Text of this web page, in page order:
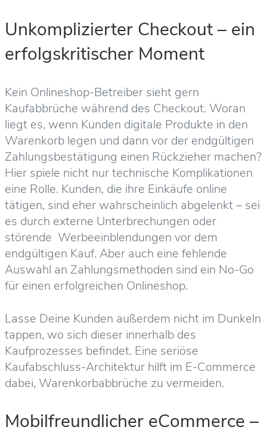
Unkomplizierter Checkout – ein
erfolgskritischer Moment
Kein Onlineshop-Betreiber sieht gern
Kaufabbrüche während des Checkout. Woran
liegt es, wenn Kunden digitale Produkte in den
Warenkorb legen und dann vor der endgültigen
Zahlungsbestätigung einen Rückzieher machen?
Hier spiele nicht nur technische Komplikationen
eine Rolle. Kunden, die ihre Einkäufe online
tätigen, sind eher wahrscheinlich abgelenkt – sei
es durch externe Unterbrechungen oder
störende Werbeeinblendungen vor dem
endgültigen Kauf. Aber auch eine fehlende
Auswahl an Zahlungsmethoden sind ein No-Go
für einen erfolgreichen Onlineshop.
Lasse Deine Kunden außerdem nicht im Dunkeln
tappen, wo sich dieser innerhalb des
Kaufprozesses befindet. Eine seriöse
Kaufabschluss-Architektur hilft im E-Commerce
dabei, Warenkorbabbrüche zu vermeiden.
Mobilfreundlicher eCommerce –